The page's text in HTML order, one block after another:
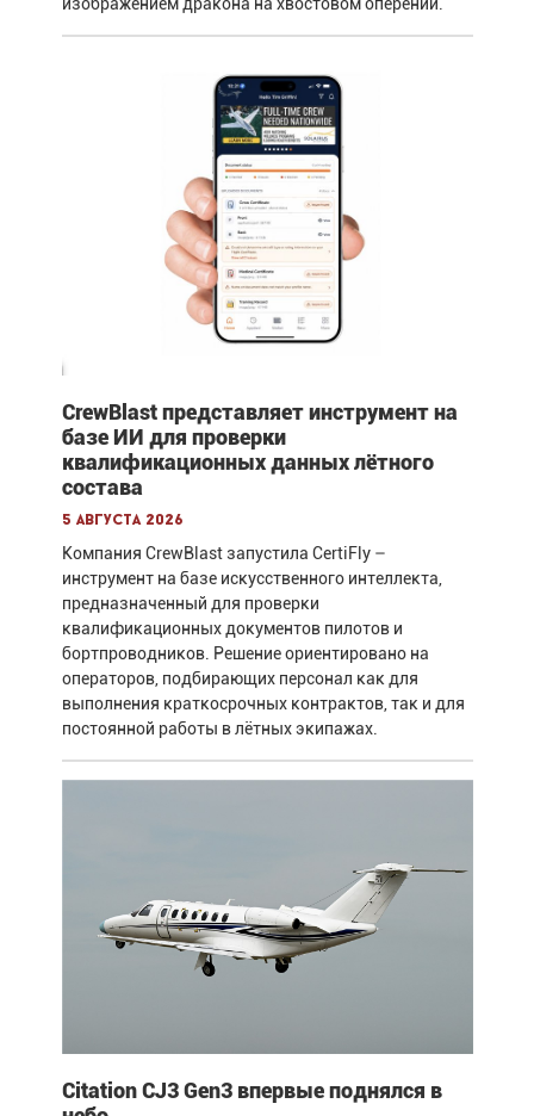
изображением дракона на хвостовом оперении.
CrewBlast представляет инструмент на
базе ИИ для проверки
квалификационных данных лётного
состава
5 августа 2026
Компания CrewBlast запустила CertiFly –
инструмент на базе искусственного интеллекта,
предназначенный для проверки
квалификационных документов пилотов и
бортпроводников. Решение ориентировано на
операторов, подбирающих персонал как для
выполнения краткосрочных контрактов, так и для
постоянной работы в лётных экипажах.
Citation CJ3 Gen3 впервые поднялся в